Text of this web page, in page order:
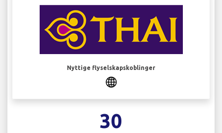
Nyttige flyselskapskoblinger
30